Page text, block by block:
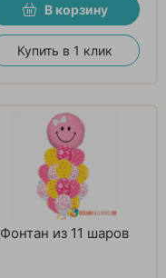
В корзину
Купить в 1 клик
Фонтан из 11 шаров